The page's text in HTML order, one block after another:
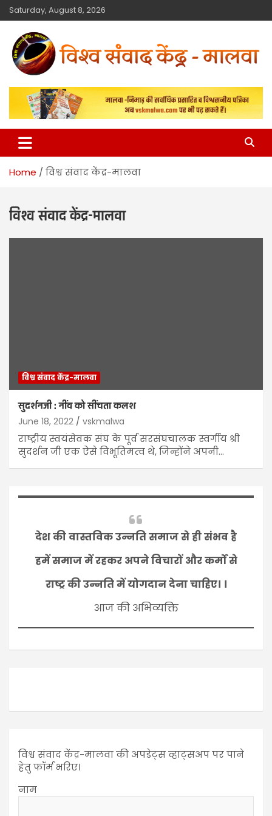
Saturday, August 8, 2026
विश्व संवाद केंद्र
मालवा
Home विश्व संवाद केंद्र-मालवा
विश्व संवाद केंद्र-मालवा
विश्व संवाद केंद्र-मालवा
सुदर्शनजी : नींव को सींचता कलश
June 18, 2022 vskmalwa
राष्ट्रीय स्वयंसेवक संघ के पूर्व सरसंघचालक स्वर्गीय श्री
सुदर्शन जी एक ऐसे विभूतिमत्‍व थे, जिन्होंने अपनी…
देश की वास्तविक उन्नति समाज से ही संभव है
हमें समाज में रहकर अपने विचारों और कर्मों से
राष्ट्र की उन्नति में योगदान देना चाहिए। ।
आज की अभिव्यक्ति
विश्व संवाद केंद्र-मालवा की अपडेट्स व्हाट्सअप पर पाने
हेतु फॉर्म भरिए।
नाम